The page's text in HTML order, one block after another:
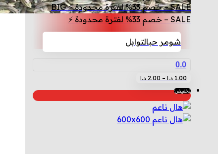
SALE – خصم 33% لفترة محدودة ⚡ BIG
SALE – خصم 33% لفترة محدودة ⚡
شومر حبالتوابل
0.0
1.00 د.ا –
2.00 د.انطاق
العديد
من
الأشكال
المختلفة
تخفيض!